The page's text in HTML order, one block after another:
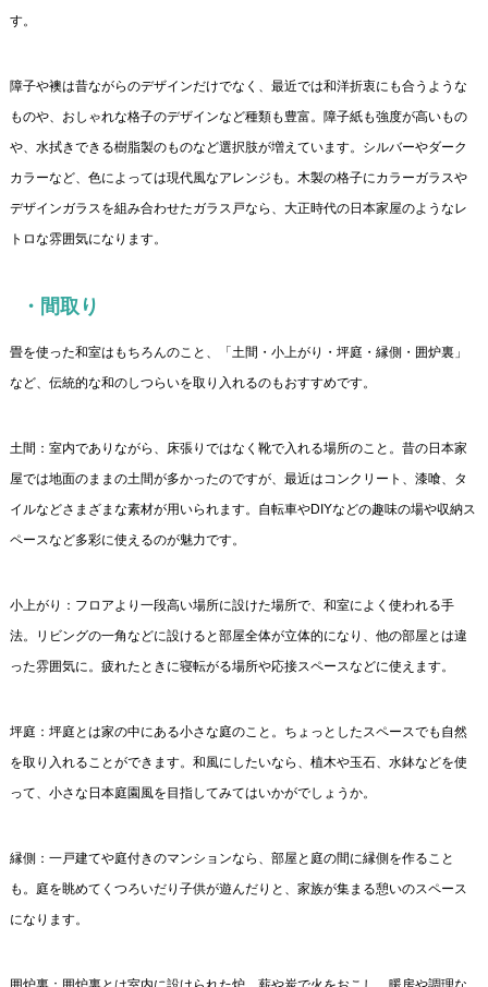
す。
障子や襖は昔ながらのデザインだけでなく、最近では和洋折衷にも合うような
ものや、おしゃれな格子のデザインなど種類も豊富。障子紙も強度が高いもの
や、水拭きできる樹脂製のものなど選択肢が増えています。シルバーやダーク
カラーなど、色によっては現代風なアレンジも。木製の格子にカラーガラスや
デザインガラスを組み合わせたガラス戸なら、大正時代の日本家屋のようなレ
トロな雰囲気になります。
・間取り
畳を使った和室はもちろんのこと、「土間・小上がり・坪庭・縁側・囲炉裏」
など、伝統的な和のしつらいを取り入れるのもおすすめです。
土間：室内でありながら、床張りではなく靴で入れる場所のこと。昔の日本家
屋では地面のままの土間が多かったのですが、最近はコンクリート、漆喰、タ
イルなどさまざまな素材が用いられます。自転車やDIYなどの趣味の場や収納ス
ペースなど多彩に使えるのが魅力です。
小上がり：フロアより一段高い場所に設けた場所で、和室によく使われる手
法。リビングの一角などに設けると部屋全体が立体的になり、他の部屋とは違
った雰囲気に。疲れたときに寝転がる場所や応接スペースなどに使えます。
坪庭：坪庭とは家の中にある小さな庭のこと。ちょっとしたスペースでも自然
を取り入れることができます。和風にしたいなら、植木や玉石、水鉢などを使
って、小さな日本庭園風を目指してみてはいかがでしょうか。
縁側：一戸建てや庭付きのマンションなら、部屋と庭の間に縁側を作ること
も。庭を眺めてくつろいだり子供が遊んだりと、家族が集まる憩いのスペース
になります。